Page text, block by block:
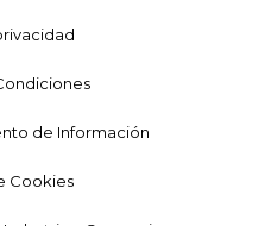
de Información
Cookies